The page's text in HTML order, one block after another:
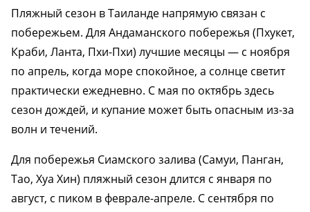
Пляжный сезон в Таиланде напрямую связан с
побережьем. Для Андаманского побережья (Пхукет,
Краби, Ланта, Пхи-Пхи) лучшие месяцы — с ноября
по апрель, когда море спокойное, а солнце светит
практически ежедневно. С мая по октябрь здесь
сезон дождей, и купание может быть опасным из-за
волн и течений.
Для побережья Сиамского залива (Самуи, Панган,
Тао, Хуа Хин) пляжный сезон длится с января по
август, с пиком в феврале-апреле. С сентября по